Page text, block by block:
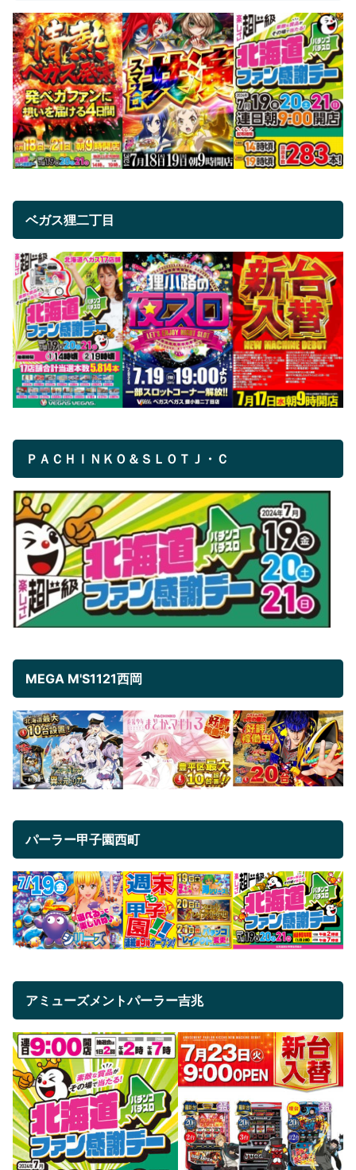
ベガス狸二丁目
ＰＡＣＨＩＮＫＯ＆ＳＬＯＴＪ・Ｃ
MEGA M'S1121西岡
パーラー甲子園西町
アミューズメントパーラー吉兆